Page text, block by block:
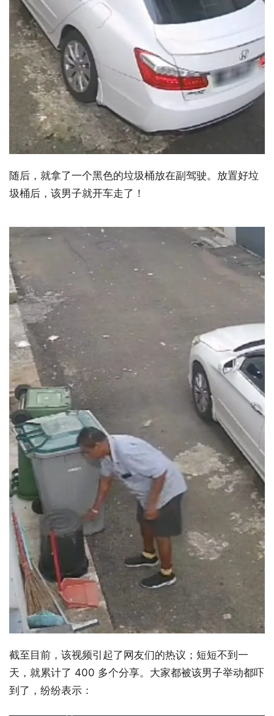
随后，就拿了一个黑色的垃圾桶放在副驾驶。放置好垃
圾桶后，该男子就开车走了！
截至目前，该视频引起了网友们的热议；短短不到一
天，就累计了 400 多个分享。大家都被该男子举动都吓
到了，纷纷表示：